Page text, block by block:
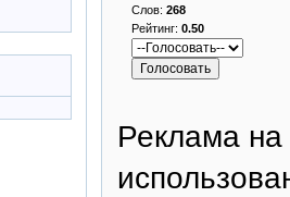
Слов: 268
Рейтинг: 0.50
Реклама на